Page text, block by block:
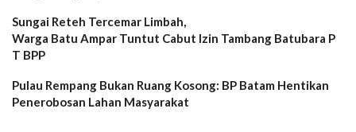
Sungai Reteh Tercemar Limbah,
Warga Batu Ampar Tuntut Cabut Izin Tambang Batubara P
T BPP
Pulau Rempang Bukan Ruang Kosong: BP Batam Hentikan
Penerobosan Lahan Masyarakat